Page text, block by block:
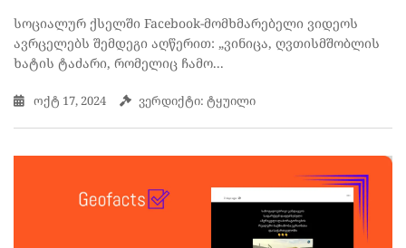
სოციალურ ქსელში Facebook-მომხმარებელი ვიდეოს
ავრცელებს შემდეგი აღწერით: „ვინიცა, ღვთისმშობლის
ხატის ტაძარი, რომელიც ჩამო...
ოქტ 17, 2024 ვერდიქტი: ტყუილი